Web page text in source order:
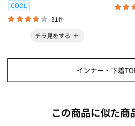
COOL
31件
チラ見をする
インナー・下着
この商品に似た商